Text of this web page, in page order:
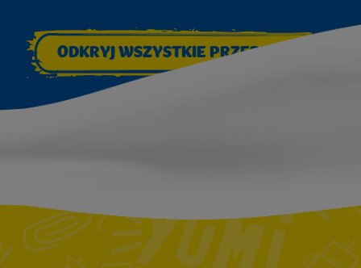
ODKRYJ WSZYSTKIE PRZEPISY